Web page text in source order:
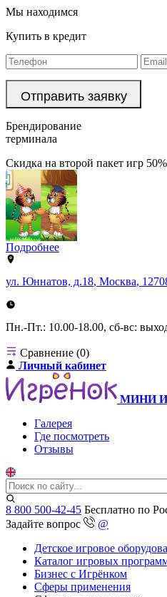
Мы находимся
Купить в кредит
Брендирование
терминала
Скидка на второй пакет игр 50%
Подробнее
ул. Юннатов, д.18, Москва,
Пн.-Пт.: 10.00-18.00, сб-вс:
Сравнение (0)
Личный кабинет
МИНИ
Галерея
Где посмотреть
Отзывы
8 800 500-42-45 Бесплатно по
Задайте вопрос
@
Детское игровое
Каталог игровых
Бизнес с Игрёнком
Сферы применения